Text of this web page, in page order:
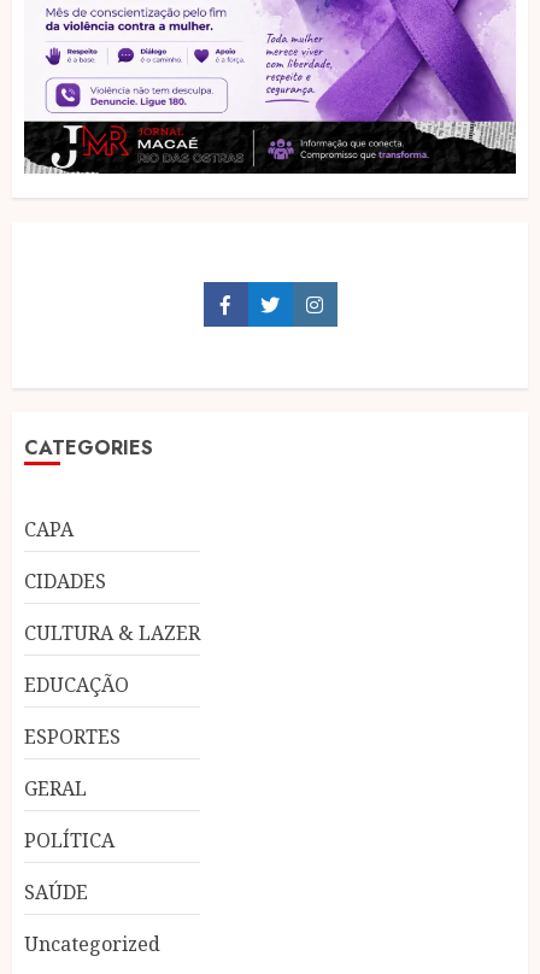
FacebookTwitterInstagram
CATEGORIES
CAPA
CIDADES
CULTURA & LAZER
EDUCAÇÃO
ESPORTES
GERAL
POLÍTICA
SAÚDE
Uncategorized